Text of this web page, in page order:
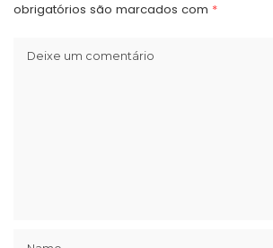
obrigatórios são marcados com *